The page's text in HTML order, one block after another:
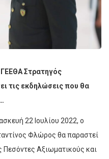
Στρατηγός
τις εκδηλώσεις που θα
22 Ιουλίου 2022, ο
Φλώρος θα παραστεί
Αξιωματικούς και